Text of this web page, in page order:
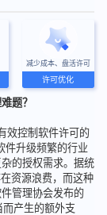
减少成本、盘活许可
许可优化
题？
效控制软件许可的
件升级频繁的行业
的授权需求。据统
资源浪费，而这种
管理协会发布的
产生的额外支